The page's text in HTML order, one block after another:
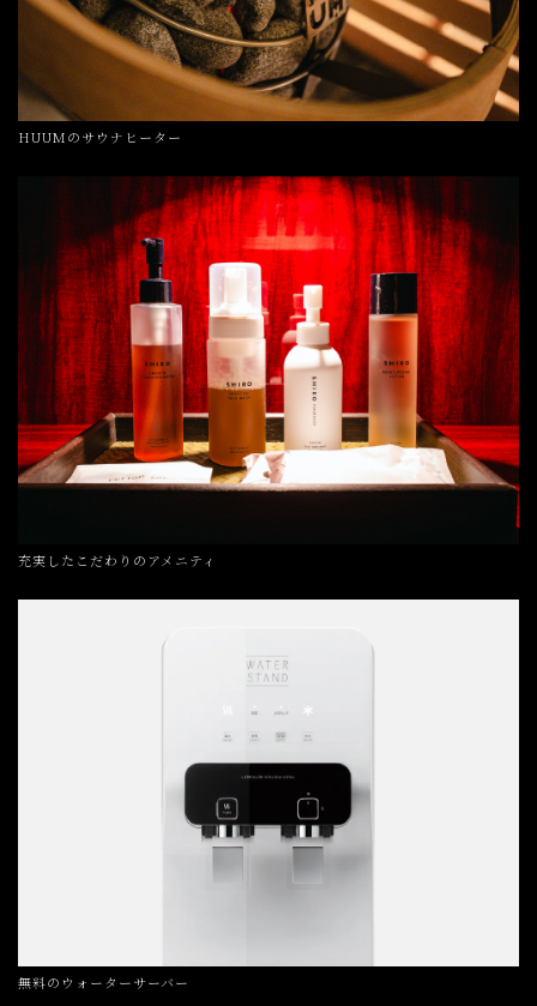
HUUMのサウナヒーター
充実したこだわりのアメニティ
無料のウォーターサーバー